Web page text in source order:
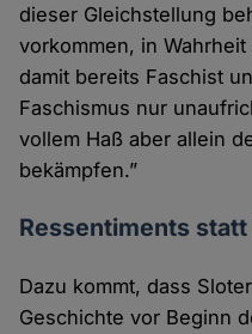
dieser Gleichstellung
vorkommen, in
damit bereits Faschist
Faschismus nur
vollem Haß aber allein
bekämpfen.”
Ressentiments
Dazu kommt, dass
Geschichte vor Beginn